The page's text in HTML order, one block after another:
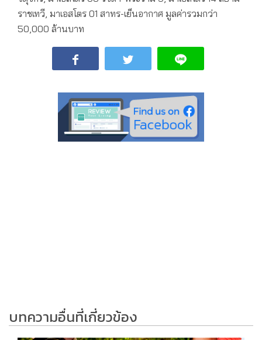
ราชเทวี, มาเอสโตร 01 สาทร-เย็นอากาศ มูลค่ารวมกว่า
50,000 ล้านบาท
บทความอื่นที่เกี่ยวข้อง